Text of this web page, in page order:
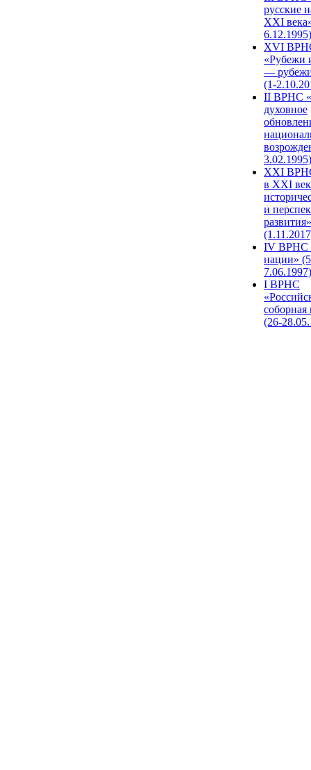
русские
XXI
6.12.1995)
XVI
«Рубежи
—
(1-
II ВРНС
духовное
3.02.1995)
XХI
в XXI
и
развития»
IV ВРНС
нации»
7.06.1997)
I ВРНС
(26-